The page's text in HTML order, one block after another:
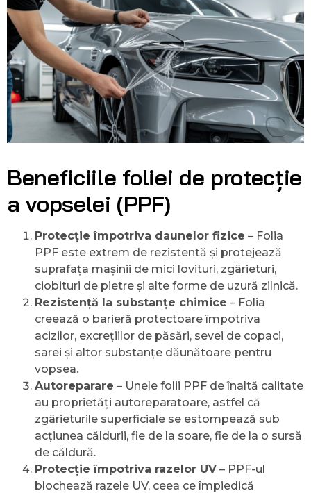
Beneficiile foliei de protecție
a vopselei (PPF)
Protecție împotriva daunelor fizice – Folia
PPF este extrem de rezistentă și protejează
suprafața mașinii de mici lovituri, zgârieturi,
ciobituri de pietre și alte forme de uzură zilnică.
Rezistență la substanțe chimice – Folia
creează o barieră protectoare împotriva
acizilor, excrețiilor de păsări, sevei de copaci,
sarei și altor substanțe dăunătoare pentru
vopsea.
Autoreparare – Unele folii PPF de înaltă calitate
au proprietăți autoreparatoare, astfel că
zgârieturile superficiale se estompează sub
acțiunea căldurii, fie de la soare, fie de la o sursă
de căldură.
Protecție împotriva razelor UV – PPF-ul
blochează razele UV, ceea ce împiedică